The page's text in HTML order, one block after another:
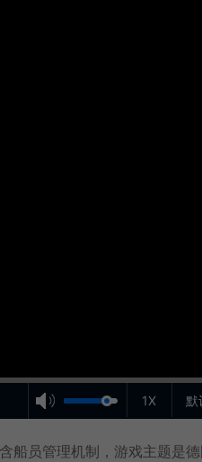
1X 默
船员管理机制，游戏主题是